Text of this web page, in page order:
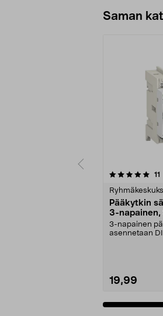
Saman
11
Pääkytkin
3-napainen,
3-napainen
asennetaan
19,99
4.5